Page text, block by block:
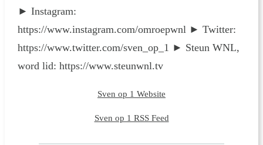
► Instagram:
https://www.instagram.com/omroepwnl ► Twitter:
https://www.twitter.com/sven_op_1 ► Steun WNL,
word lid: https://www.steunwnl.tv
Sven op 1 Website
Sven op 1 RSS Feed